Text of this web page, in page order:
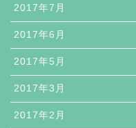
2017年7月
2017年6月
2017年5月
2017年3月
2017年2月